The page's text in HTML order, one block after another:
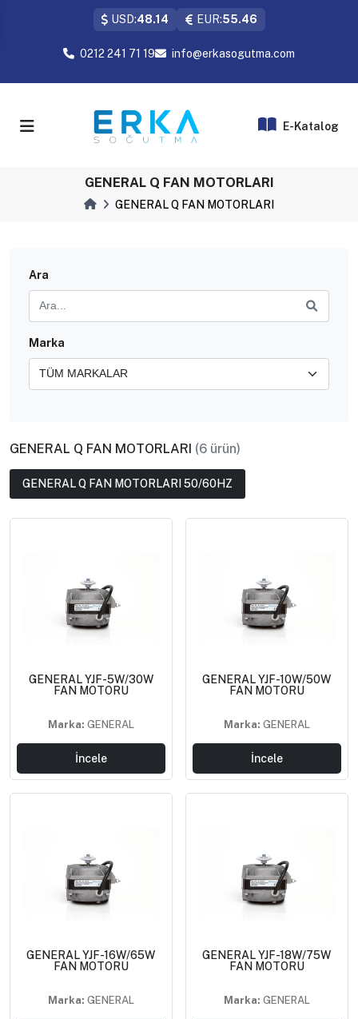
USD:48.14 EUR:55.46
0212 241 71 19 info@erkasogutma.com
E-Katalog
GENERAL Q FAN MOTORLARI
GENERAL Q FAN MOTORLARI
Ara
Marka
GENERAL Q FAN MOTORLARI (6 ürün)
GENERAL Q FAN MOTORLARI 50/60HZ
GENERAL YJF-5W/30W
FAN MOTORU
Marka: GENERAL
İncele
GENERAL YJF-10W/50W
FAN MOTORU
Marka: GENERAL
İncele
GENERAL YJF-16W/65W
FAN MOTORU
Marka: GENERAL
GENERAL YJF-18W/75W
FAN MOTORU
Marka: GENERAL